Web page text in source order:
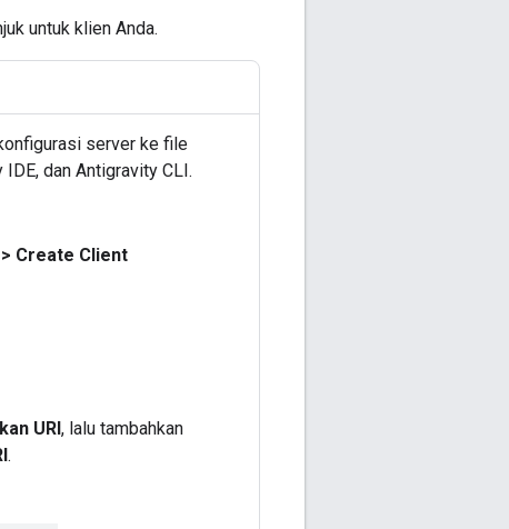
untuk klien Anda.
server ke file
dan Antigravity CLI.
> Create Client
URI, lalu tambahkan
.